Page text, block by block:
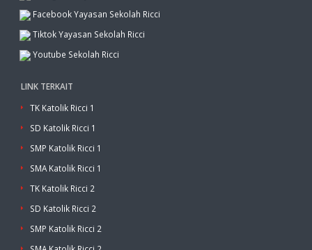
Facebook Yayasan Sekolah Ricci
Tiktok Yayasan Sekolah Ricci
Youtube Sekolah Ricci
LINK TERKAIT
TK Katolik Ricci 1
SD Katolik Ricci 1
SMP Katolik Ricci 1
SMA Katolik Ricci 1
TK Katolik Ricci 2
SD Katolik Ricci 2
SMP Katolik Ricci 2